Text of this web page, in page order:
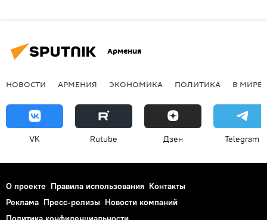
Армения
НОВОСТИ АРМЕНИЯ ЭКОНОМИКА ПОЛИТИКА В МИРЕ
VK Rutube Дзен Telegram
О проекте Правила использования Контакты
Реклама Пресс-релизы Новости компаний